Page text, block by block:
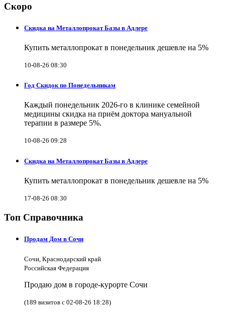
Скоро
Скидка на Металлопрокат Базы в Адлере
Купить металлопрокат в понедельник дешевле на 5%
10-08-26 08:30
Год Скидок по Понедельникам
Каждый понедельник 2026-го в клинике семейной
медицины скидка на приём доктора мануальной
терапии в размере 5%.
10-08-26 09:28
Скидка на Металлопрокат Базы в Адлере
Купить металлопрокат в понедельник дешевле на 5%
17-08-26 08:30
Топ Справочника
Продам Дом в Сочи
Сочи, Краснодарский край
Российская Федерация
Продаю дом в городе-курорте Сочи
(189 визитов с 02-08-26 18:28)